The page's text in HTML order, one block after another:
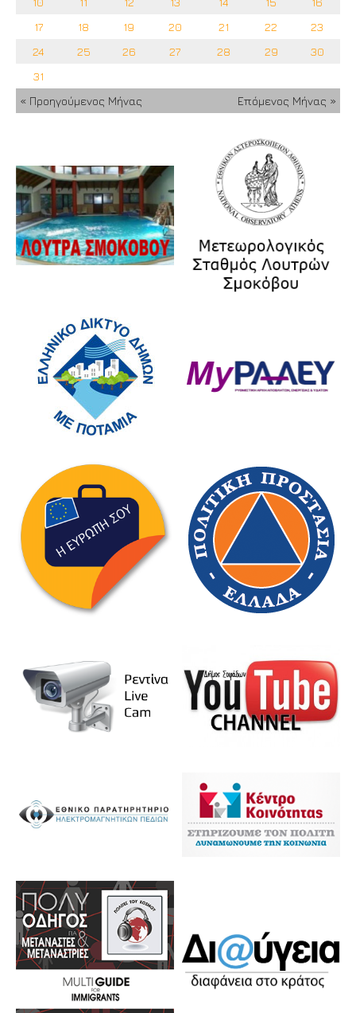
17
18 19 20 21 22
23
24
25 26 27 28 29
30
31
« Προηγούμενος Μήνας
Επόμενος Μήνας »